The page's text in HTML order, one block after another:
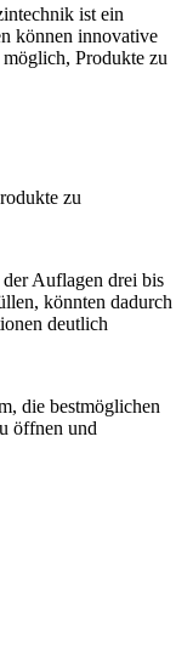
ist ein
können innovative
Produkte zu
zu
Auflagen drei bis
könnten dadurch
deutlich
die bestmöglichen
öffnen und